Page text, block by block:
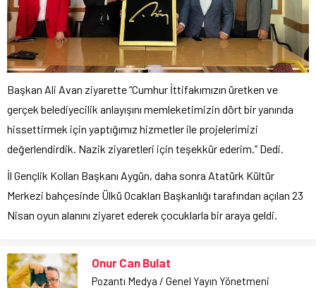
Başkan Ali Avan ziyarette “Cumhur İttifakımızın üretken ve
gerçek belediyecilik anlayışını memleketimizin dört bir yanında
hissettirmek için yaptığımız hizmetler ile projelerimizi
değerlendirdik. Nazik ziyaretleri için teşekkür ederim.” Dedi.
İl Gençlik Kolları Başkanı Aygün, daha sonra Atatürk Kültür
Merkezi bahçesinde Ülkü Ocakları Başkanlığı tarafından açılan 23
Nisan oyun alanını ziyaret ederek çocuklarla bir araya geldi.
Onur Can Bulat
Pozantı Medya / Genel Yayın Yönetmeni